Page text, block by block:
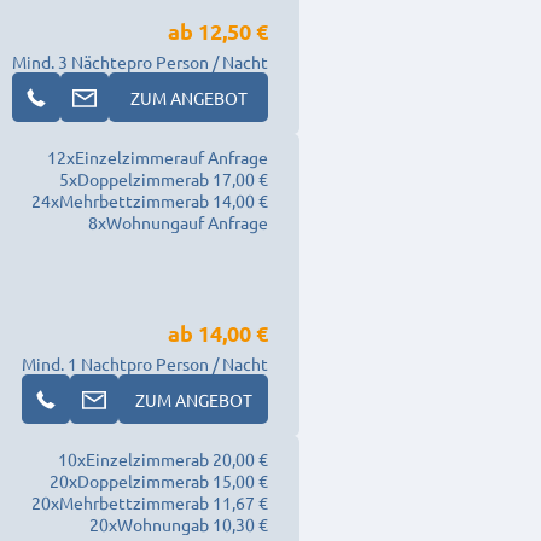
Mind. 3 Nächte
ab 12,50 €
pro Person / Nacht
ZUM ANGEBOT
12xEinzelzimmerauf Anfrage
5xDoppelzimmerab 17,00 €
24xMehrbettzimmerab 14,00 €
8xWohnungauf Anfrage
Mind. 1 Nacht
ab 14,00 €
pro Person / Nacht
ZUM ANGEBOT
10xEinzelzimmerab 20,00 €
20xDoppelzimmerab 15,00 €
20xMehrbettzimmerab 11,67 €
20xWohnungab 10,30 €